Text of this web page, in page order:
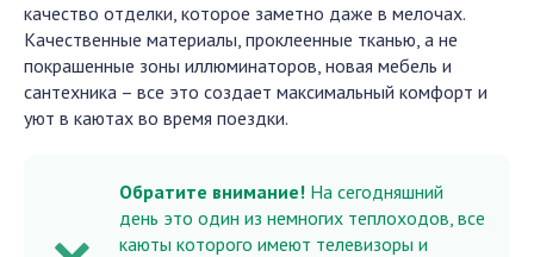
качество отделки, которое заметно даже в мелочах.
Качественные материалы, проклеенные тканью, а не
покрашенные зоны иллюминаторов, новая мебель и
сантехника – все это создает максимальный комфорт и
уют в каютах во время поездки.
Обратите внимание! На сегодняшний
день это один из немногих теплоходов, все
каюты которого имеют телевизоры и